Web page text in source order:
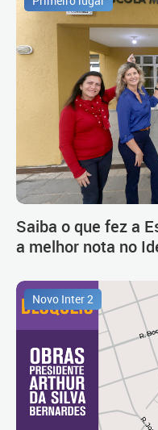
Saiba o que fez a
a melhor nota no
Novo Inter 2